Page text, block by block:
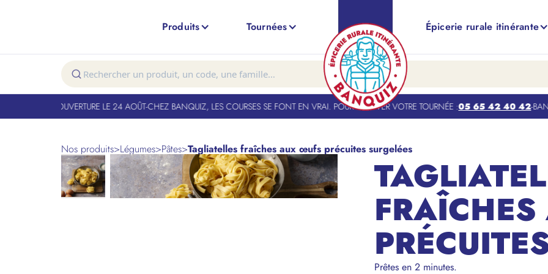
Produits Tournées Épicerie rurale itinérante
FERMÉ. RÉOUVERTURE LE 24 AOÛT-CHEZ BANQUIZ, LES COURSES SE FONT EN VRAI. POUR TROUVER VOTRE TOURNÉE :05 65 42 40 42-
Nos produits>Légumes>Pâtes>Tagliatelles fraîches aux œufs précuites surgelées
Prêtes en 2 minutes.